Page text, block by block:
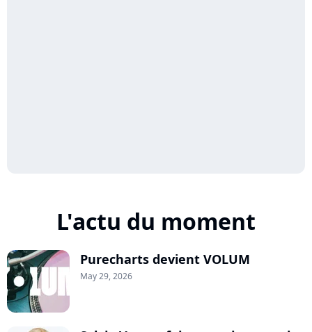
L'actu du moment
Purecharts devient VOLUM
May 29, 2026